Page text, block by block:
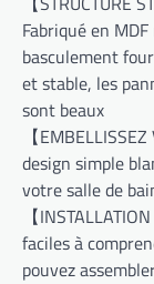
Fabriqué en
basculement
et stable, les
sont beaux
【
design simple
votre salle de
【
faciles à
pouvez